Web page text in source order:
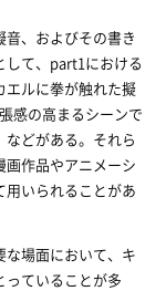
、およびその書き
して、part1における
エルに拳が触れた擬
感の高まるシーンで
どがある。それら
作品やアニメーシ
用いられることがあ
な場面において、キ
っていることが多